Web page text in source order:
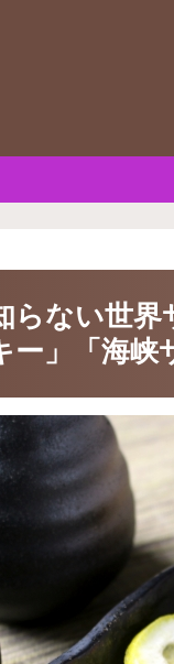
らない世界
ー」「海峡